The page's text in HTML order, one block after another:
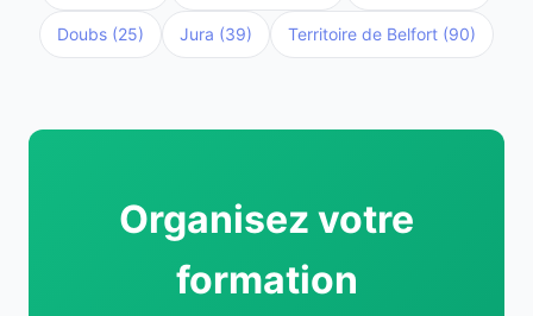
Doubs (25) Jura (39) Territoire de Belfort (90)
Organisez votre
formation